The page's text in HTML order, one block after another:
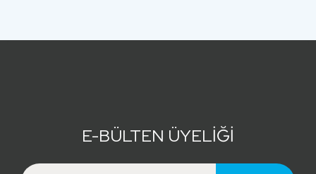
E-BÜLTEN ÜYELİĞİ